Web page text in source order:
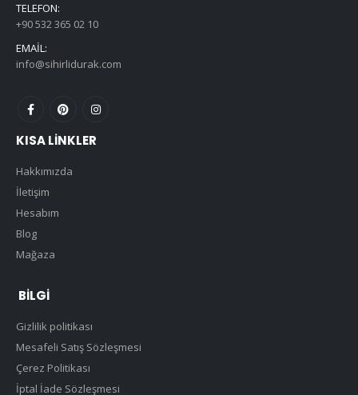
TELEFON:
+90 532 365 02 10
EMAIL:
info@sihirlidurak.com
KISA LINKLER
Hakkımızda
İletişim
Hesabım
Blog
Mağaza
BILGI
Gizlilik politikası
Mesafeli Satış Sözleşmesi
Çerez Politikası
İptal İade Sözleşmesi